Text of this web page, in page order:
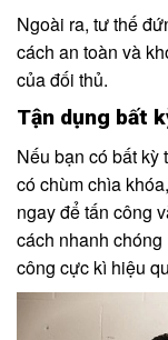
Ngoài ra, tư thế
cách an toàn và
của đối thủ.
Tận dụng bất
Nếu bạn có bất kỳ
có chùm chìa
ngay để tấn công
cách nhanh
công cực kì hiệu